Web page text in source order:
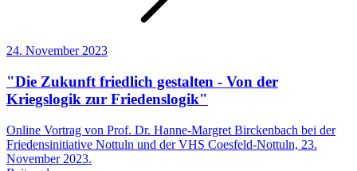
24. November 2023
"Die Zukunft friedlich gestalten - Von der
Kriegslogik zur Friedenslogik"
Online Vortrag von Prof. Dr. Hanne-Margret Birckenbach bei der
Friedensinitiative Nottuln und der VHS Coesfeld-Nottuln, 23.
November 2023.